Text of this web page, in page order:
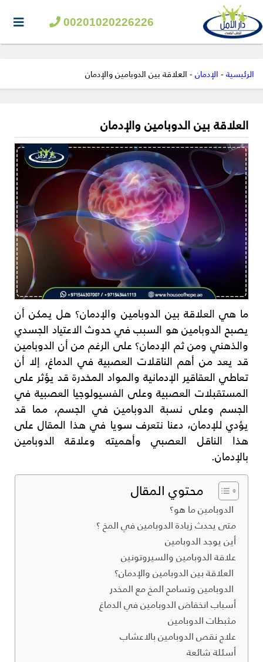
00201020226226
الرئيسية-الإدمان-العلاقة بين الدوبامين والإدمان
العلاقة بين الدوبامين والإدمان
ما هي العلاقة بين الدوبامين والإدمان؟ هل يمكن أن
يصبح الدوبامين هو السبب في حدوث الاعتياد الجسدي
والذهني ومن ثم الإدمان؟ على الرغم من أن الدوبامين
قد يعد من أهم الناقلات العصبية في الدماغ، إلا أن
تعاطي العقاقير الإدمانية والمواد المخدرة قد يؤثر على
المستقبلات العصبية وعلى الفسيولوجيا العصبية في
الجسم وعلى نسبة الدوبامين في الجسم، مما قد
يؤدي للإدمان، دعنا نتعرف سويا في هذا المقال على
هذا الناقل العصبي وأهميته وعلاقة الدوبامين
بالإدمان.
محتوي المقال
الدوبامين ما هو؟
متى يحدث زيادة الدوبامين في المخ ؟
أين يوجد الدوبامين
علاقة الدوبامين والسيروتونين
العلاقة بين الدوبامين والإدمان؟
الدوبامين وتسامح المخ مع المخدر
أسباب انخفاض الدوبامين في الدماغ
مثبطات الدوبامين
علاج نقص الدوبامين بالاعشاب
أسئلة شائعة